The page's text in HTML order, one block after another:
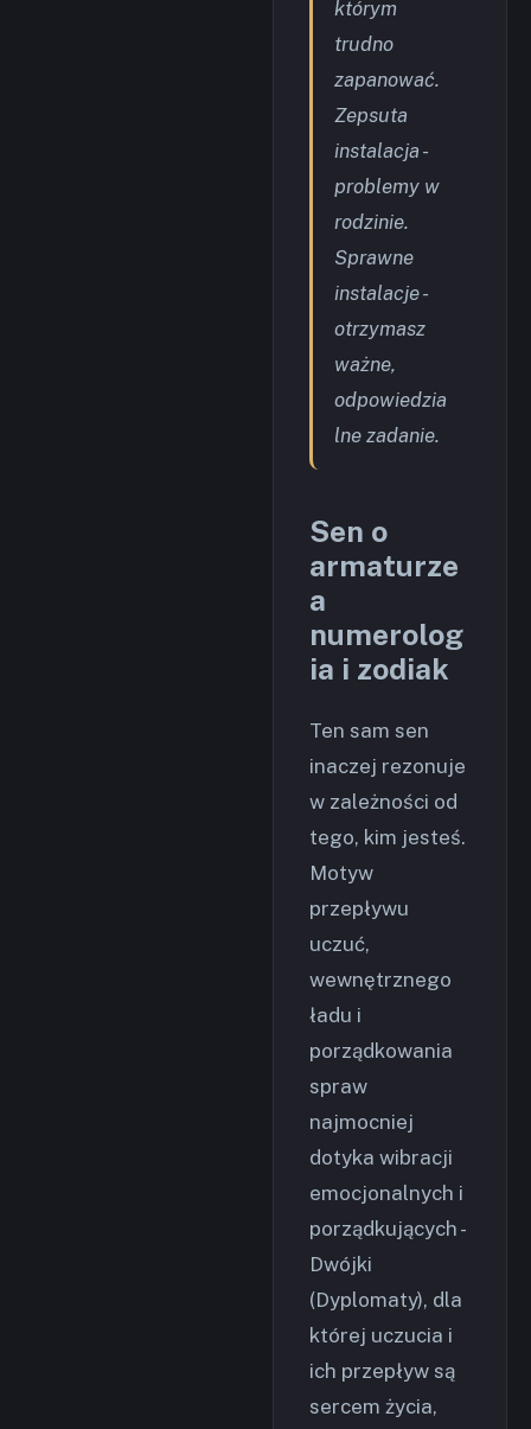
którym
trudno
zapanować.
Zepsuta
instalacja -
problemy w
rodzinie.
Sprawne
instalacje -
otrzymasz
ważne,
odpowiedzia
lne zadanie.
Sen o
armaturze
a
numerolog
ia i zodiak
Ten sam sen
inaczej rezonuje
w zależności od
tego, kim jesteś.
Motyw
przepływu
uczuć,
wewnętrznego
ładu i
porządkowania
spraw
najmocniej
dotyka wibracji
emocjonalnych i
porządkujących -
Dwójki
(Dyplomaty), dla
której uczucia i
ich przepływ są
sercem życia,